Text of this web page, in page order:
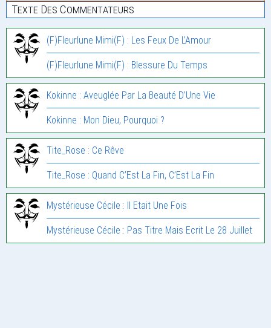
Texte Des Commentateurs
(F)Fleurlune Mimi(F) : Les Feux De L’Amour
(F)Fleurlune Mimi(F) : Blessure Du Temps
Kokinne : Aveuglée Par La Beauté D’Une Vie
Kokinne : Mon Dieu, Pourquoi ?
Tite_Rose : Ce Rêve
Tite_Rose : Quand C’Est La Fin, C’Est La Fin
Mystérieuse Cécile : Il Etait Une Fois
Mystérieuse Cécile : Pas Titre Mais Ecrit Le 28 Juillet